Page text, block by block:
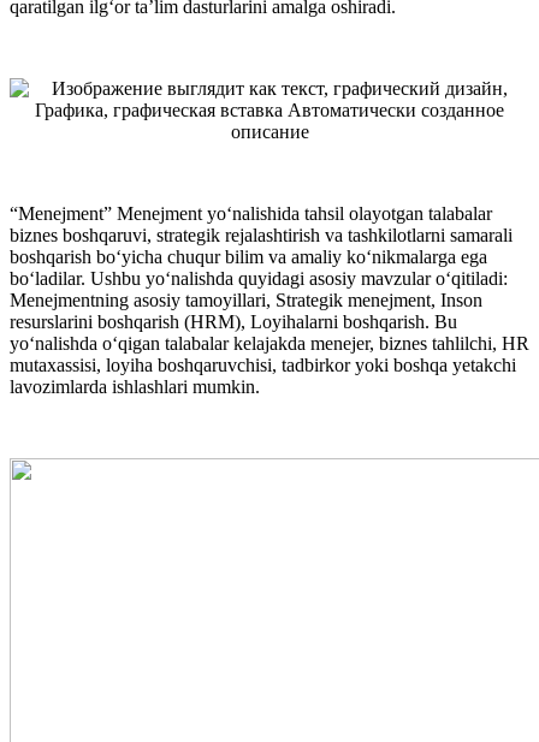
qaratilgan ilg‘or ta’lim dasturlarini amalga oshiradi.
“Menejment” Menejment yo‘nalishida tahsil olayotgan talabalar
biznes boshqaruvi, strategik rejalashtirish va tashkilotlarni samarali
boshqarish bo‘yicha chuqur bilim va amaliy ko‘nikmalarga ega
bo‘ladilar. Ushbu yo‘nalishda quyidagi asosiy mavzular o‘qitiladi:
Menejmentning asosiy tamoyillari, Strategik menejment, Inson
resurslarini boshqarish (HRM), Loyihalarni boshqarish. Bu
yo‘nalishda o‘qigan talabalar kelajakda menejer, biznes tahlilchi, HR
mutaxassisi, loyiha boshqaruvchisi, tadbirkor yoki boshqa yetakchi
lavozimlarda ishlashlari mumkin.